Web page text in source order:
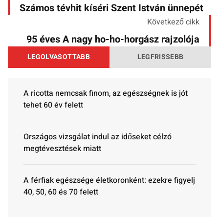
Számos tévhit kíséri Szent István ünnepét
Következő cikk
95 éves A nagy ho-ho-horgász rajzolója
LEGOLVASOTTABB LEGFRISSEBB
A ricotta nemcsak finom, az egészségnek is jót
tehet 60 év felett
Országos vizsgálat indul az időseket célzó
megtévesztések miatt
A férfiak egészsége életkoronként: ezekre figyelj
40, 50, 60 és 70 felett